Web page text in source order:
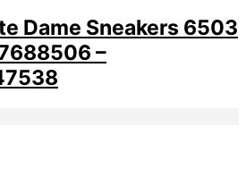
Dame Sneakers 6503
–